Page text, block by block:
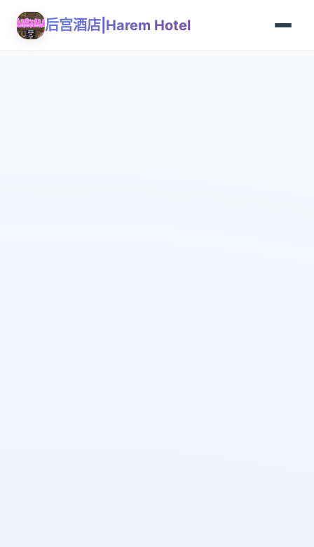
后宫酒店|Harem Hotel